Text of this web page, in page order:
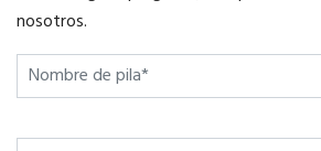
nosotros.